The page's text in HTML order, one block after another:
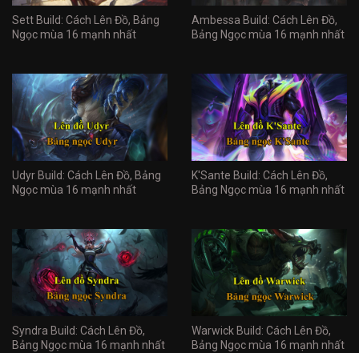
Sett Build: Cách Lên Đồ, Bảng
Ngọc mùa 16 mạnh nhất
Ambessa Build: Cách Lên Đồ,
Bảng Ngọc mùa 16 mạnh nhất
Udyr Build: Cách Lên Đồ, Bảng
Ngọc mùa 16 mạnh nhất
K'Sante Build: Cách Lên Đồ,
Bảng Ngọc mùa 16 mạnh nhất
Syndra Build: Cách Lên Đồ,
Bảng Ngọc mùa 16 mạnh nhất
Warwick Build: Cách Lên Đồ,
Bảng Ngọc mùa 16 mạnh nhất